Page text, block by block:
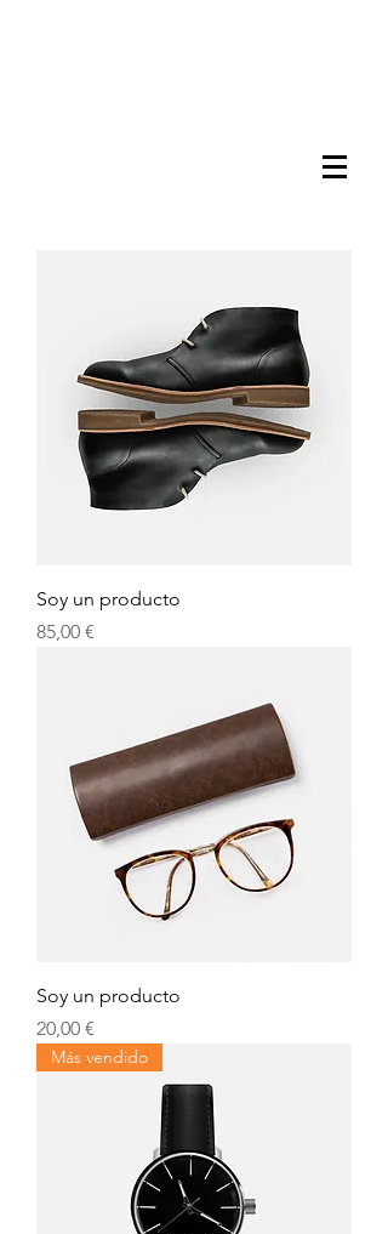
Soy un producto
Precio
85,00 €
Soy un producto
Precio
20,00 €
Más vendido